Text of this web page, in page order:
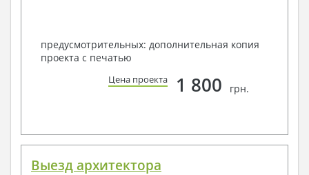
предусмотрительных: дополнительная копия
проекта с печатью
Цена проекта 1 800 грн.
Выезд архитектора